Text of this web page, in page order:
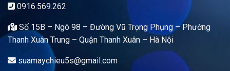
0916.569.262
Số 15B – Ngõ 98 – Đường Vũ Trọng Phụng – Phường
Thanh Xuân Trung – Quận Thanh Xuân – Hà Nội
suamaychieu5s@gmail.com